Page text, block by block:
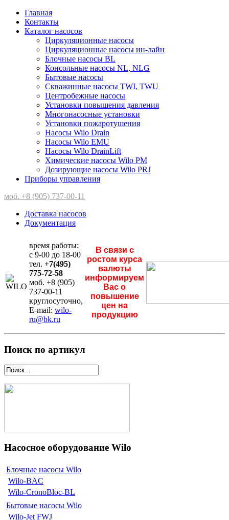
Главная
Контакты
Каталог насосов
Циркуляционные насосы
Циркуляционные насосы ин-лайн
Блочные насосы BL
Консольные насосы NL, NLG
Бытовые насосы
Скважинные насосы TWI, TWU
Центробежные насосы
Установки повышения давления
Многонасосные установки
Установки пожаротушения
Насосы Wilo Drain
Насосы Wilo EMU
Насосы Wilo DrainLift
Химические насосы Wilo PM
Дозирующие насосы Wilo PRJ
Приборы управления
моб. +8 (905) 737-00-11
Доставка насосов
Документация
время работы:
с 9-00 до 18-00
тел. +7(495)
775-72-58
моб. +8 (905)
737-00-11
круглосуточно,
E-mail: wilo-
ru@bk.ru
В связи с
ростом курса
валюты
информируем
Вас о
повышение
цен на
продукцию
Поиск по артикул
Насосное оборудование Wilo
Блочные насосы Wilo
Wilo-BAC
Wilo-CronoBloc-BL
Бытовые насосы Wilo
Wilo-Jet FWJ